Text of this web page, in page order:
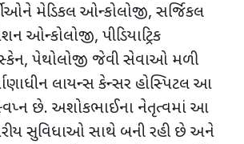
મેડિકલ ઓન્કોલોજી, સર્જિકલ
ઓન્કોલોજી, પીડિયાટ્રિક
, પેથોલોજી જેવી સેવાઓ મળી
લાયન્સ કેન્સર હોસ્પિટલ આ
સ્વપ્ન છે. અશોકભાઈના નેતૃત્વમાં આ
સુવિધાઓ સાથે બની રહી છે અને